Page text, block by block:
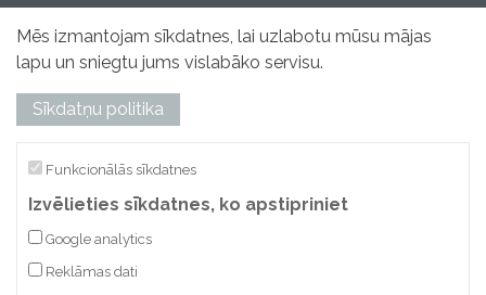
“JET” SIA
Adrese: Kalna iela 4, Rīga, LV 1003
Mēs izmantojam sīkdatnes, lai uzlabotu mūsu mājas
lapu un sniegtu jums vislabāko servisu.
Sīkdatņu politika
Funkcionālās sīkdatnes
Izvēlieties sīkdatnes, ko apstipriniet
Google analytics
Reklāmas dati